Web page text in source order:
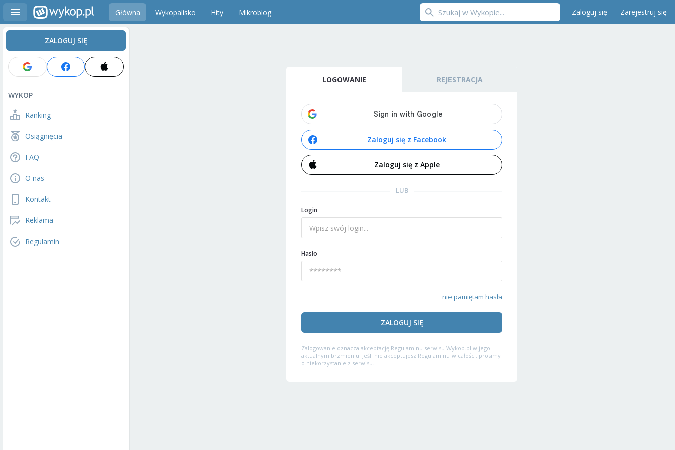
Główna Wykopalisko Hity Mikroblog Zaloguj się Zarejestruj się
ZALOGUJ SIĘ
WYKOP
Ranking
Osiągnięcia
FAQ
O nas
Kontakt
Reklama
Regulamin
LOGOWANIE REJESTRACJA
Zaloguj się z Facebook
Zaloguj się z Apple
LUB
Login
Hasło
nie pamiętam hasła
ZALOGUJ SIĘ
Zalogowanie oznacza akceptację Regulaminu serwisu Wykop.pl w jego
aktualnym brzmieniu. Jeśli nie akceptujesz Regulaminu w całości, prosimy
o niekorzystanie z serwisu.